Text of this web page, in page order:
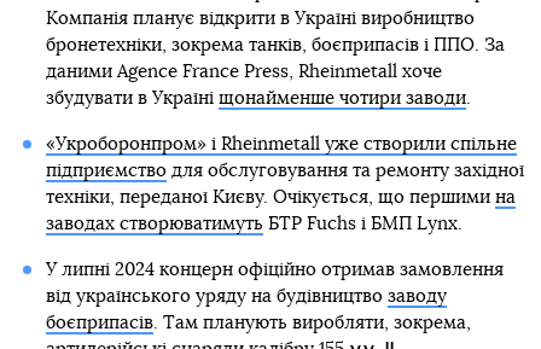
Компанія планує відкрити в Україні виробництво
бронетехніки, зокрема танків, боєприпасів і ППО. За
даними Agence France Press, Rheinmetall хоче
збудувати в Україні щонайменше чотири заводи.
«Укроборонпром» і Rheinmetall уже створили спільне
підприємстводля обслуговування та ремонту західної
техніки, переданої Києву. Очікується, що першими на
заводах створюватимуть БТР Fuchs і БМП Lynx.
У липні 2024 концерн офіційно отримав замовлення
від українського уряду на будівництво заводу
боєприпасів. Там планують виробляти, зокрема,